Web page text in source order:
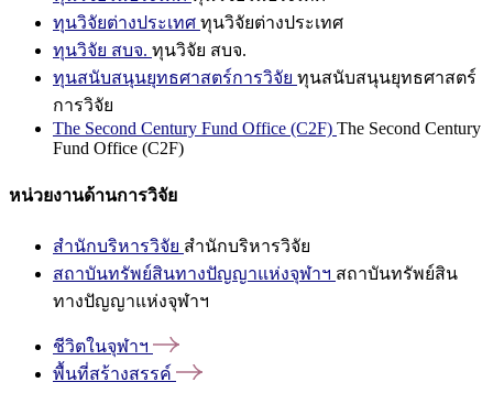
ทุนวิจัยต่างประเทศ ทุนวิจัยต่างประเทศ
ทุนวิจัย สบจ. ทุนวิจัย สบจ.
ทุนสนับสนุนยุทธศาสตร์การวิจัย ทุนสนับสนุนยุทธศาสตร์
การวิจัย
The Second Century Fund Office (C2F) The Second Century
Fund Office (C2F)
หน่วยงานด้านการวิจัย
สำนักบริหารวิจัย สำนักบริหารวิจัย
สถาบันทรัพย์สินทางปัญญาแห่งจุฬาฯ สถาบันทรัพย์สิน
ทางปัญญาแห่งจุฬาฯ
ชีวิตในจุฬาฯ
พื้นที่สร้างสรรค์